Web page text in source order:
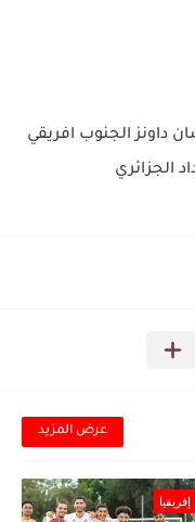
داونز الجنوب افريقي
الجزائري
عرض المزيد